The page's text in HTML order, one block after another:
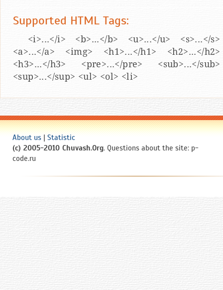
Supported HTML Tags:
<i>...</i> <b>...</b> <u>...</u> <s>...</s>
<a>...</a> <img> <h1>...</h1> <h2>...</h2>
<h3>...</h3> <pre>...</pre> <sub>...</sub>
<sup>...</sup> <ul> <ol> <li>
About us | Statistic
(c) 2005-2010 Chuvash.Org. Questions about the site: p-
code.ru